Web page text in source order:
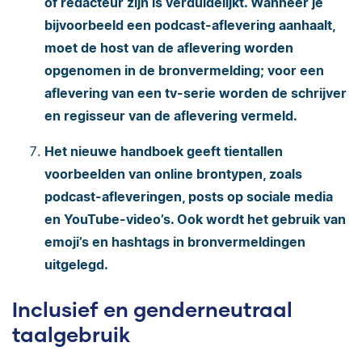
bijvoorbeeld een podcast-aflevering aanhaalt,
moet de host van de aflevering worden
opgenomen in de bronvermelding; voor een
aflevering van een tv-serie worden de schrijver
en regisseur van de aflevering vermeld.
Het nieuwe handboek geeft tientallen
voorbeelden van online brontypen, zoals
podcast-afleveringen, posts op sociale media
en YouTube-video’s. Ook wordt het gebruik van
emoji’s en hashtags in bronvermeldingen
uitgelegd.
Inclusief en genderneutraal
taalgebruik